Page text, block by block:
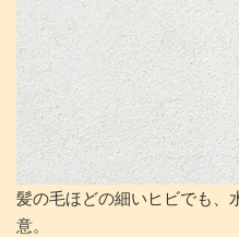
髪の毛ほどの細いヒビでも、
意。